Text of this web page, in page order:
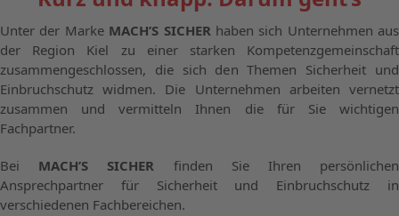
Unter der Marke MACH’S SICHERhaben sich Unternehmen aus
der Region Kiel zu einer starken Kompetenzgemeinschaft
zusammengeschlossen, die sich den Themen Sicherheit und
Einbruchschutz widmen. Die Unternehmen arbeiten vernetzt
zusammen und vermitteln Ihnen die für Sie wichtigen
Fachpartner.
Bei MACH’S SICHER finden Sie Ihren persönlichen
Ansprechpartner für Sicherheit und Einbruchschutz in
verschiedenen Fachbereichen.